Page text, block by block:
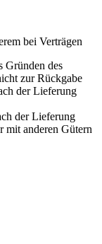
bei Verträgen
Gründen des
zur Rückgabe
der Lieferung
der Lieferung
mit anderen Gütern